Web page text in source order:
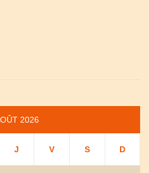
2026
J V S D